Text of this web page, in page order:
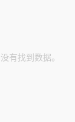
没有找到数据。